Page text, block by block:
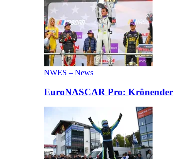
NWES – News
EuroNASCAR Pro: